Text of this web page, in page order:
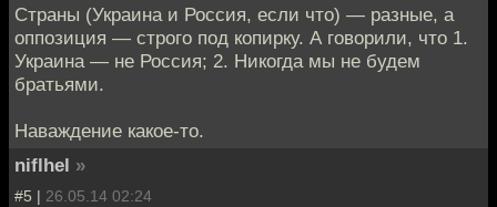
Страны (Украина и Россия, если что) — разные, а
оппозиция — строго под копирку. А говорили, что 1.
Украина — не Россия; 2. Никогда мы не будем
братьями.
Наваждение какое-то.
niflhel »
#5 | 26.05.14 02:24